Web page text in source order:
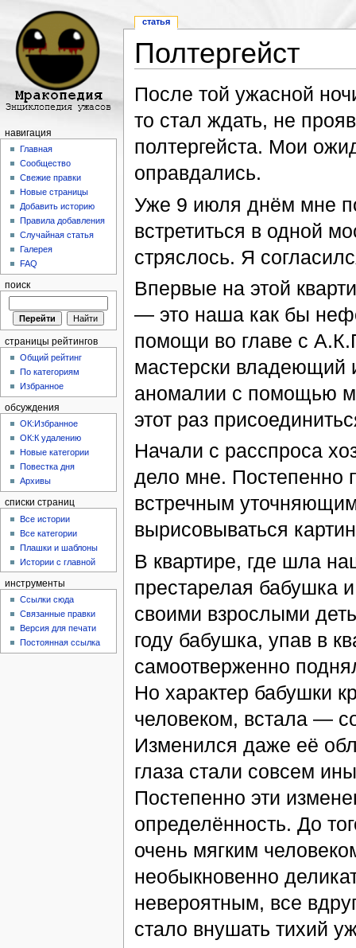
Полтергейст
После той ужасной
то стал ждать, не
полтергейста. Мои
оправдались.
Уже 9 июля днём мне
встретиться в одной
стряслось. Я
Впервые на этой
— это наша как бы
помощи во главе с
мастерски владеющий
аномалии с помощью
этот раз
Начали с расспроса
дело мне. Постепенно
встречным
вырисовываться
В квартире, где шла
престарелая бабушка
своими взрослыми
году бабушка, упав в
самоотверженно
Но характер бабушки
человеком, встала —
Изменился даже её
глаза стали совсем
Постепенно эти
определённость. До
очень мягким
необыкновенно
невероятным, все
стало внушать тихий
статья
навигация
Главная
Сообщество
Свежие правки
Новые страницы
Добавить историю
Правила добавления
Случайная статья
Галерея
FAQ
поиск
страницы рейтингов
Общий рейтинг
По категориям
Избранное
обсуждения
ОК:Избранное
ОК:К удалению
Новые категории
Повестка дня
Архивы
списки страниц
Все истории
Все категории
Плашки и шаблоны
Истории с главной
инструменты
Ссылки сюда
Связанные правки
Версия для печати
Постоянная ссылка